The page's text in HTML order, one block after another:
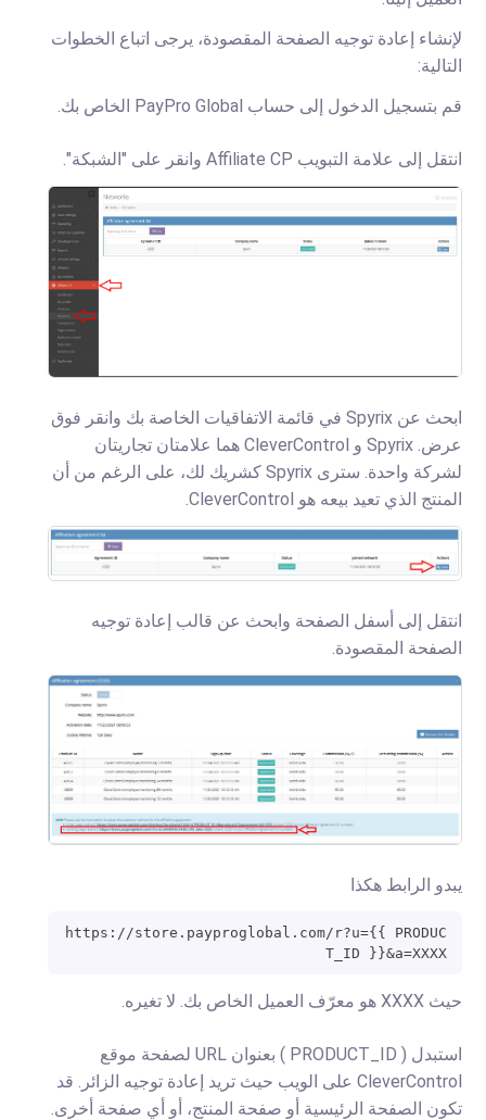
لإنشاء إعادة توجيه الصفحة المقصودة، يرجى اتباع الخطوات
التالية:
قم بتسجيل الدخول إلى حساب PayPro Global الخاص بك.
انتقل إلى علامة التبويب Affiliate CP وانقر على "الشبكة".
ابحث عن Spyrix في قائمة الاتفاقيات الخاصة بك وانقر فوق
عرض. Spyrix و CleverControl هما علامتان تجاريتان
لشركة واحدة. سترى Spyrix كشريك لك، على الرغم من أن
المنتج الذي تعيد بيعه هو CleverControl.
انتقل إلى أسفل الصفحة وابحث عن قالب إعادة توجيه
الصفحة المقصودة.
يبدو الرابط هكذا
https://store.payproglobal.com/r?u={{ PRODUC
T_ID }}&a=XXXX
حيث XXXX هو معرّف العميل الخاص بك. لا تغيره.
استبدل ( PRODUCT_ID ) بعنوان URL لصفحة موقع
CleverControl على الويب حيث تريد إعادة توجيه الزائر. قد
تكون الصفحة الرئيسية أو صفحة المنتج، أو أي صفحة أخرى.